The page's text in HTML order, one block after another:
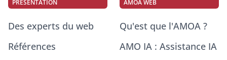
PRÉSENTATION
Des experts du web
Références
AMOA WEB
Qu'est que l'AMOA ?
AMO IA : Assistance IA